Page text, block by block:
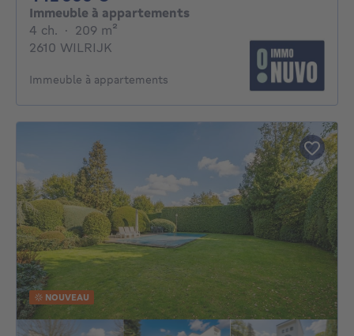
Immeuble à appartements
4 ch. 4 chambres
· 209 m²
2610 WILRIJK
Immeuble à appartements
NOUVEAU